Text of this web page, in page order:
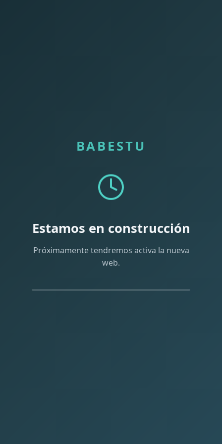
BABESTU
Estamos en construcción
Próximamente tendremos activa la nueva
web.